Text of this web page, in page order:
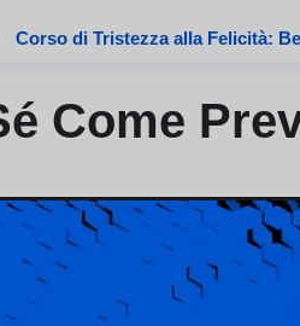
Corso di Tristezza alla Felicità:
Come